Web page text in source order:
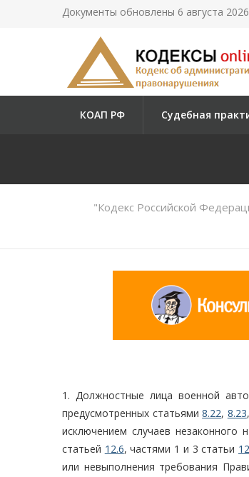
Документы обновлены 6 августа 2026
КОАП РФ Судебная
"Кодекс Российской
1. Должностные лица военной
предусмотренных статьями8.22, 8.23,
исключением случаев незаконного
статьей 12.6, частями 1 и 3 статьи
или невыполнения требования